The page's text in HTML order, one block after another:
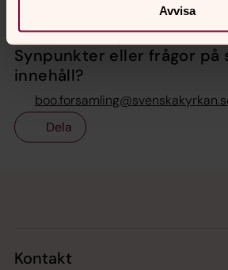
Avvisa
Synpunkter eller frågor på
innehåll?
Dela
Kontakt